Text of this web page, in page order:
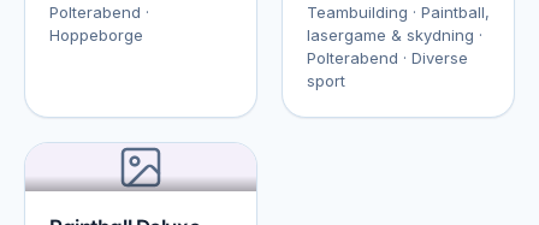
Polterabend ·
Hoppeborge
Teambuilding · Paintball,
lasergame & skydning ·
Polterabend · Diverse
sport